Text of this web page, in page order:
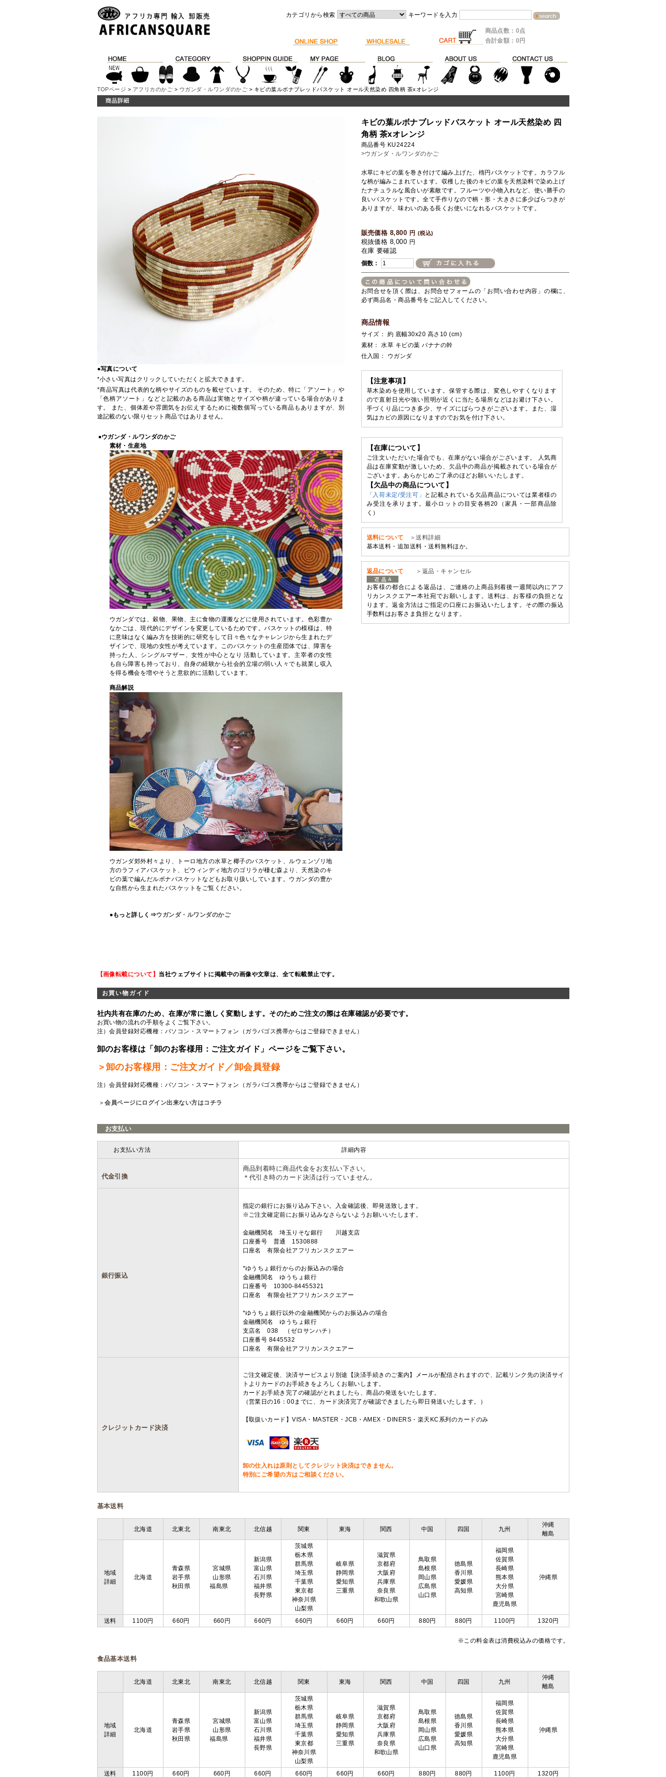
カテゴリから検索 キーワードを入力
商品点数：0点
合計金額：0円
TOPページ > アフリカのかご > ウガンダ・ルワンダのかご > キビの葉ルボナブレッドバスケット オール天然染め 四角柄 茶xオレンジ
●写真について
*小さい写真はクリックしていただくと拡大できます。
*商品写真は代表的な柄やサイズのものを載せています。 そのため、特に「アソート」や
「色柄アソート」などと記載のある商品は実物とサイズや柄が違っている場合がありま
す。 また、個体差や雰囲気をお伝えするために複数個写っている商品もありますが、別
途記載のない限りセット商品ではありません。
●ウガンダ・ルワンダのかご
素材・生産地
ウガンダでは、穀物、果物、主に食物の運搬などに使用されています。色彩豊か
なかごは、現代的にデザインを変更しているためです。バスケットの模様は、特
に意味はなく編み方を技術的に研究をして日々色々なチャレンジから生まれたデ
ザインで、現地の女性が考えています。このバスケットの生産団体では、障害を
持った人、シングルマザー、女性が中心となり 活動しています。主宰者の女性
も自ら障害も持っており、自身の経験から社会的立場の弱い人々でも就業し収入
を得る機会を増やそうと意欲的に活動しています。
商品解説
ウガンダ郊外村々より、トーロ地方の水草と椰子のバスケット、ルウェンゾリ地
方のラフィアバスケット、ビウィンディ地方のゴリラが棲む森より、天然染のキ
ビの葉で編んだルボナバスケットなどもお取り扱いしています。ウガンダの豊か
な自然から生まれたバスケットをご覧ください。
●もっと詳しく⇒ウガンダ・ルワンダのかご
キビの葉ルボナブレッドバスケット オール天然染め 四
角柄 茶xオレンジ
商品番号 KU24224
>ウガンダ・ルワンダのかご
水草にキビの葉を巻き付けて編み上げた、楕円バスケットです。カラフル
な柄が編みこまれています。収穫した後のキビの葉を天然染料で染め上げ
たナチュラルな風合いが素敵です。フルーツや小物入れなど、使い勝手の
良いバスケットです。全て手作りなので柄・形・大きさに多少ばらつきが
ありますが、味わいのある長くお使いになれるバスケットです。
販売価格 8,800 円 (税込)
税抜価格 8,000 円
在庫 要確認
個数：
お問合せを頂く際は、お問合せフォームの「お問い合わせ内容」の欄に、
必ず商品名・商品番号をご記入してください。
商品情報
サイズ： 約 底幅30x20 高さ10 (cm)
素材： 水草 キビの葉 バナナの幹
仕入国： ウガンダ
【注意事項】
草木染めを使用しています。保管する際は、変色しやすくなります
ので直射日光や強い照明が近くに当たる場所などはお避け下さい。
手づくり品につき多少、サイズにばらつきがございます。また、湿
気はカビの原因になりますのでお気を付け下さい。
【在庫について】
ご注文いただいた場合でも、在庫がない場合がございます。 人気商
品は在庫変動が激しいため、欠品中の商品が掲載されている場合が
ございます。あらかじめご了承のほどお願いいたします。
【欠品中の商品について】
「入荷未定/受注可」
と記載されている欠品商品については業者様の
み受注を承ります。最小ロットの目安各柄20（家具・一部商品除
く）
送料について
＞送料詳細
基本送料・追加送料・送料無料ほか。
返品について ＞返品・キャンセル
お客様の都合による返品は、ご連絡の上商品到着後一週間以内にアフ
リカンスクエアー本社宛でお願いします。送料は、お客様の負担とな
ります。返金方法はご指定の口座にお振込いたします。その際の振込
手数料はお客さま負担となります。
【画像転載について】 当社ウェブサイトに掲載中の画像や文章は、全て転載禁止です。
お買い物ガイド
社内共有在庫のため、在庫が常に激しく変動します。そのためご注文の際は在庫確認が必要です。
お買い物の流れの手順をよくご覧下さい。
注）会員登録対応機種：パソコン・スマートフォン（ガラパゴス携帯からはご登録できません）
卸のお客様は「卸のお客様用：ご注文ガイド」ページをご覧下さい。
＞卸のお客様用：ご注文ガイド／卸会員登録
注）会員登録対応機種：パソコン・スマートフォン（ガラパゴス携帯からはご登録できません）
＞会員ページにログイン出来ない方はコチラ
お支払い
お支払い方法 詳細内容
代金引換
商品到着時に商品代金をお支払い下さい。
＊代引き時のカード決済は行っていません。
銀行振込
指定の銀行にお振り込み下さい。入金確認後、即発送致します。
※ご注文確定前にお振り込みなさらないようお願いいたします。
金融機関名 埼玉りそな銀行 川越支店
口座番号 普通 1530888
口座名 有限会社アフリカンスクエアー
*ゆうちょ銀行からのお振込みの場合
金融機関名 ゆうちょ銀行
口座番号 10300-84455321
口座名 有限会社アフリカンスクエアー
*ゆうちょ銀行以外の金融機関からのお振込みの場合
金融機関名 ゆうちょ銀行
支店名 038 （ゼロサンハチ）
口座番号 8445532
口座名 有限会社アフリカンスクエアー
クレジットカード決済
ご注文確定後、決済サービスより別途【決済手続きのご案内】メールが配信されますので、記載リンク先の決済サイ
トよりカードのお手続きをよろしくお願いします。
カードお手続き完了の確認がとれましたら、商品の発送をいたします。
（営業日の16：00までに、カード決済完了が確認できましたら即日発送いたします。）
【取扱いカード】VISA・MASTER・JCB・AMEX・DINERS・楽天KC系列のカードのみ
卸の仕入れは原則としてクレジット決済はできません。
特別にご希望の方はご相談ください。
基本送料
北海道 北東北 南東北 北信越 関東 東海 関西 中国 四国 九州
沖縄
離島
地域
詳細
北海道
青森県
岩手県
秋田県
宮城県
山形県
福島県
新潟県
富山県
石川県
福井県
長野県
茨城県
栃木県
群馬県
埼玉県
千葉県
東京都
神奈川県
山梨県
岐阜県
静岡県
愛知県
三重県
滋賀県
京都府
大阪府
兵庫県
奈良県
和歌山県
鳥取県
島根県
岡山県
広島県
山口県
徳島県
香川県
愛媛県
高知県
福岡県
佐賀県
長崎県
熊本県
大分県
宮崎県
鹿児島県
沖縄県
送料 1100円 660円 660円 660円 660円 660円 660円 880円 880円 1100円 1320円
※この料金表は消費税込みの価格です。
食品基本送料
北海道 北東北 南東北 北信越 関東 東海 関西 中国 四国 九州
沖縄
離島
地域
詳細
北海道
青森県
岩手県
秋田県
宮城県
山形県
福島県
新潟県
富山県
石川県
福井県
長野県
茨城県
栃木県
群馬県
埼玉県
千葉県
東京都
神奈川県
山梨県
岐阜県
静岡県
愛知県
三重県
滋賀県
京都府
大阪府
兵庫県
奈良県
和歌山県
鳥取県
島根県
岡山県
広島県
山口県
徳島県
香川県
愛媛県
高知県
福岡県
佐賀県
長崎県
熊本県
大分県
宮崎県
鹿児島県
沖縄県
送料 1100円 660円 660円 660円 660円 660円 660円 880円 880円 1100円 1320円